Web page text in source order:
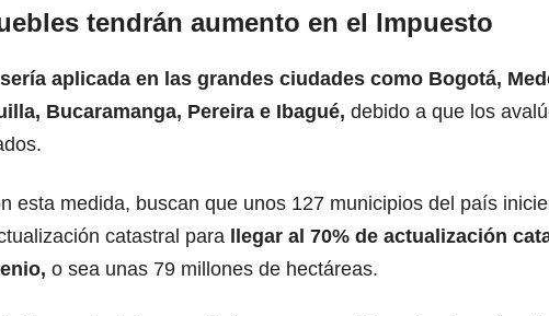
tendrán aumento en el Impuesto
aplicada en las grandes ciudades como Bogotá,
Bucaramanga, Pereira e Ibagué, debido a que los
esta medida, buscan que unos 127 municipios del país
catastral para llegar al 70% de actualización
o sea unas 79 millones de hectáreas.